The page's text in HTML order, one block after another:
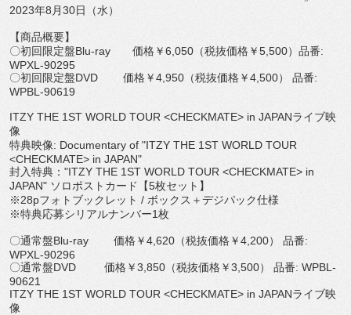
2023年8 月30日（水）
【商品概要】
〇初回限定盤Blu-ray 価格￥6,050 （税抜価格￥5,500）品番:
WPXL-90295
〇初回限定盤DVD 価格￥4,950 （税抜価格￥4,500） 品番:
WPBL-90619
ITZY THE 1ST WORLD TOUR <CHECKMATE> in JAPANライブ映
像
特典映像: Documentary of "ITZY THE 1ST WORLD TOUR
<CHECKMATE> in JAPAN"
封入特典： "ITZY THE 1ST WORLD TOUR <CHECKMATE> in
JAPAN" ソロポストカード【5枚セット】
※28pフォトブックレット / ボックス＋デジパック仕様
※特典応募シリアルナンバー1枚
〇通常盤Blu-ray 価格￥4,620 （税抜価格￥4,200） 品番:
WPXL-90296
〇通常盤DVD 価格￥3,850 （税抜価格￥3,500） 品番: WPBL-
90621
ITZY THE 1ST WORLD TOUR <CHECKMATE> in JAPANライブ映
像